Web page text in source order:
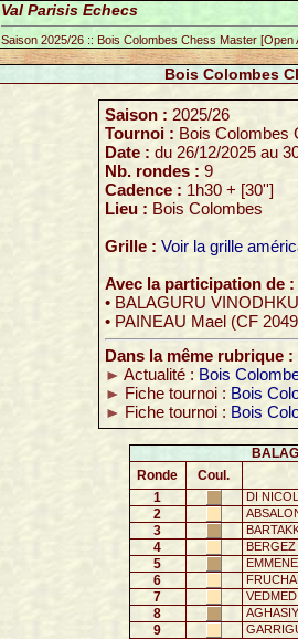
Val Parisis Echecs
Saison 2025/26 :: Bois Colombes Chess Master [Open
Bois Colombes
Saison : 2025/26
Tournoi : Bois Colombes
Date : du 26/12/2025 au
Nb. rondes : 9
Cadence : 1h30 + [30'']
Lieu : Bois Colombes
Grille : Voir la grille
Avec la participation de :
• BALAGURU
• PAINEAU Mael (CF
Dans la même rubrique :
Actualité : Bois
Fiche tournoi : Bois
Fiche tournoi : Bois
Ronde
Coul.
1
DI
2
3
4
5
6
7
8
9